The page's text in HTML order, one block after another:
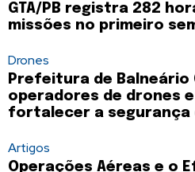
GTA/PB registra 282
missões no primeiro
Drones
Prefeitura de Balneário
operadores de drones
fortalecer a segurança
Artigos
Operações Aéreas e o